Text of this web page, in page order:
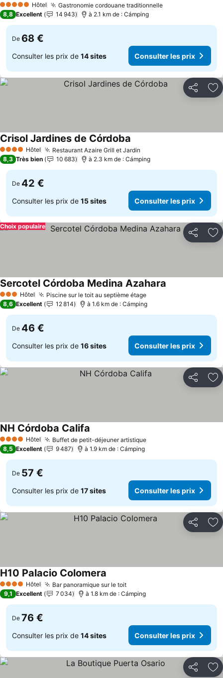
5 Étoiles Hôtel Gastronomie cordouane traditionnelle
8,8 Excellent 14 943 à 2.1 km de : Cámping
De 68 €
Consulter les prix de 14 sites Consulter les prix
Partager
4 Étoiles Hôtel Restaurant Azaire Grill et Jardin
Crisol Jardines de Córdoba
8,3 Très bien 10 683 à 2.3 km de : Cámping
De 42 €
Consulter les prix de 15 sites Consulter les prix
Partager
Choix populaire
3 ÉtoilesHôtel Piscine sur le toit au septième étage
Sercotel Córdoba Medina Azahara
8,6 Excellent 12 814 à 1.6 km de : Cámping
De 46 €
Consulter les prix de 16 sites Consulter les prix
Partager
4 Étoiles Hôtel Buffet de petit-déjeuner artistique
NH Córdoba Califa
8,5 Excellent 9 487 à 1.9 km de : Cámping
De 57 €
Consulter les prix de 17 sites Consulter les prix
Partager
4 Étoiles Hôtel Bar panoramique sur le toit
H10 Palacio Colomera
9,1 Excellent 7 034 à 1.8 km de : Cámping
De 76 €
Consulter les prix de 14 sites Consulter les prix
Partager